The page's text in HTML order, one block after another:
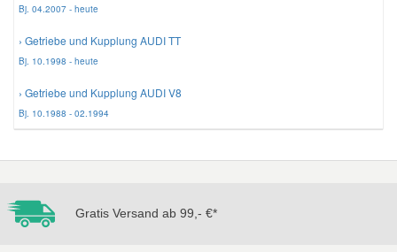
Bj. 04.2007 - heute
› Getriebe und Kupplung AUDI TT
Bj. 10.1998 - heute
› Getriebe und Kupplung AUDI V8
Bj. 10.1988 - 02.1994
Gratis Versand ab 99,- €*